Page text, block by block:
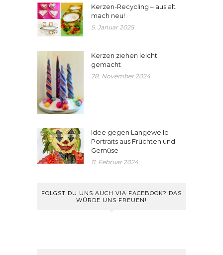
Kerzen-Recycling – aus alt
mach neu!
5. Januar 2025
Kerzen ziehen leicht
gemacht
28. November 2024
Idee gegen Langeweile –
Portraits aus Früchten und
Gemüse
11. Februar 2024
FOLGST DU UNS AUCH VIA FACEBOOK? DAS
WÜRDE UNS FREUEN!